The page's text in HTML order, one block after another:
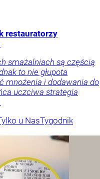
restauratorzy
smażalniach są częścią
to nie głupota
mnożenia i dodawania do
uczciwa strategia
u NasTygodnik